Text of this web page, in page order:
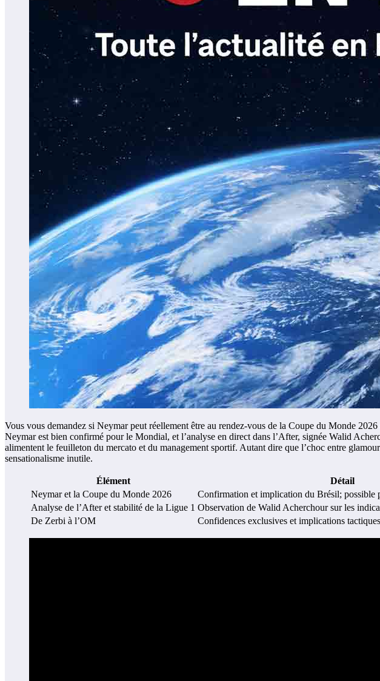
Vous vous demandez si Neymar peut réellement être au rendez-vous de la Coupe du Monde
Neymar est bien confirmé pour le Mondial, et l’analyse en direct dans l’After, signée Walid
alimentent le feuilleton du mercato et du management sportif. Autant dire que l’choc entre
sensationalisme inutile.
Élément Détail
Neymar et la Coupe du Monde 2026
Confirmation et implication du Brésil; possible
Analyse de l’After et stabilité de la Ligue 1 Observation de Walid Acherchour sur les
De Zerbi à l’OM
Confidences exclusives et implications tactiques